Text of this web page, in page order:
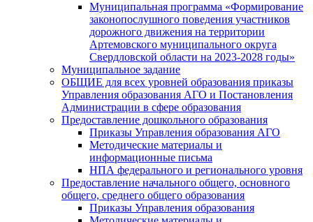
Муниципальная программа «Формирование
законопослушного поведения участников
дорожного движения на территории
Артемовского муниципального округа
Свердловской области на 2023-2028 годы»
Муниципальное задание
ОБЩИЕ для всех уровней образования приказы
Управления образования АГО и Постановления
Администрации в сфере образования
Предоставление дошкольного образования
Приказы Управления образования АГО
Методические материалы и
информационные письма
НПА федерального и регионального уровня
Предоставление начального общего, основного
общего, среднего общего образования
Приказы Управления образования